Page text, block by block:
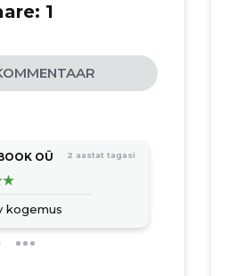
1
OÜ 2 aastat tagasi
kogemus